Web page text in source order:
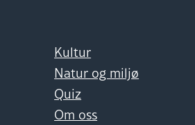
Kultur
Natur og miljø
Quiz
Om oss